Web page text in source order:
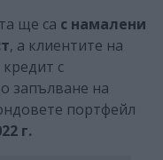
ще са с намалени
, а клиентите на
с
запълване на
портфейл
г.